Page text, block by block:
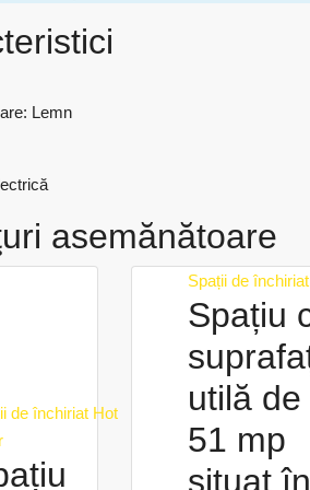
Lemn
asemănătoare
de închiriat Hot
Spații de închiriat
Spațiu
utilă de
51 mp
situat în